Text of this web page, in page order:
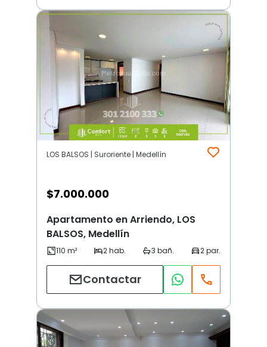
LOS BALSOS | Suroriente | Medellín
$7.000.000
Apartamento en Arriendo, LOS
BALSOS, Medellín
Contactar